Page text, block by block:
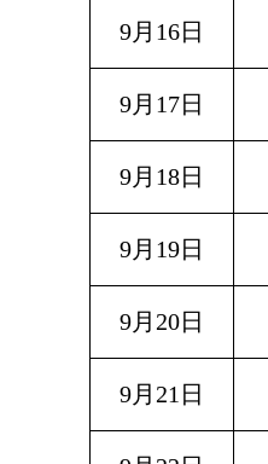
9月16日
9月17日
9月18日
9月19日
9月20日
9月21日